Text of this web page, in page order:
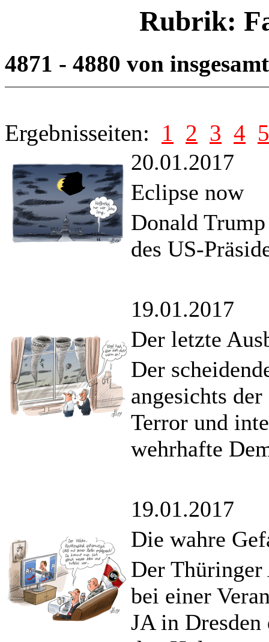
Rubrik:
4871 - 4880 von
Ergebnisseiten: 1 2 3 4 5
20.01.2017
Eclipse now
Donald
des US-
19.01.2017
Der letzte
Der
angesichts
Terror und
wehrhafte
19.01.2017
Die wahre
Der
bei einer
JA in Dresden